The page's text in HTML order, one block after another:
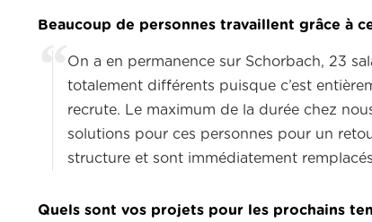
Beaucoup de personnes travaillent grâce à
On a en permanence sur Schorbach, 23
totalement différents puisque c’est
recrute. Le maximum de la durée chez
solutions pour ces personnes pour un
structure et sont immédiatement
Quels sont vos projets pour les prochains